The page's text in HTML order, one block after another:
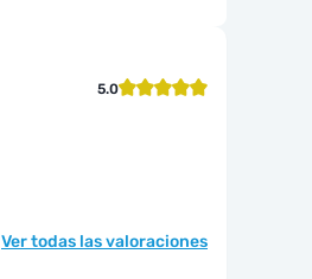
5.0
Ver todas las valoraciones